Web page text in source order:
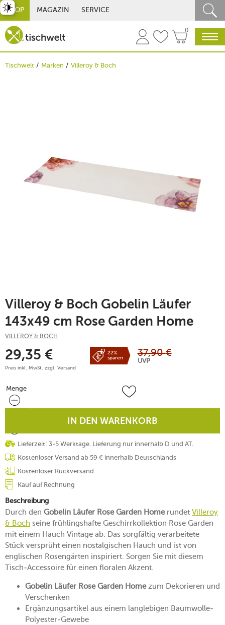
SHOP MAGAZIN SERVICE
0
Tischwelt Marken Villeroy & Boch
Villeroy & Boch Gobelin Läufer
143x49 cm Rose Garden Home
VILLEROY & BOCH
29,35 €
Preis inkl. MwSt. zzgl. Versand
22%
sparen
37,90 €
UVP
Menge
Menge
IN DEN WARENKORB
Lieferzeit: 3-5 Werktage. Lieferung nur innerhalb D und AT.
Kostenloser Versand ab 59 € innerhalb Deutschlands
Kostenloser Rückversand
Kauf auf Rechnung
Beschreibung
Durch den Gobelin Läufer Rose Garden Homerundet Villeroy
& Boch seine frühlingshafte Geschirrkollektion Rose Garden
mit einem Hauch Vintage ab. Das sorgfältig verarbeitete
Stück versprüht einen nostalgischen Hauch und ist von
englischen Rosengärten inspiriert. Sorgen Sie mit diesem
Tisch-Accessoire für einen floralen Akzent.
Gobelin Läufer Rose Garden Homezum Dekorieren und
Verschenken
Ergänzungsartikel aus einem langlebigen Baumwolle-
Polyester-Gewebe
umschalten